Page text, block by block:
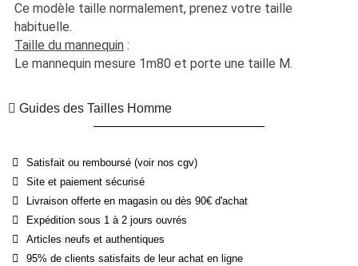
Ce modèle taille normalement, prenez votre taille
habituelle.
Taille du mannequin :
Le mannequin mesure 1m80 et porte une taille M.
Guides des Tailles Homme
Satisfait ou remboursé (voir nos cgv)
Site et paiement sécurisé
Livraison offerte en magasin ou dès 90€ d'achat
Expédition sous 1 à 2 jours ouvrés
Articles neufs et authentiques
95% de clients satisfaits de leur achat en ligne